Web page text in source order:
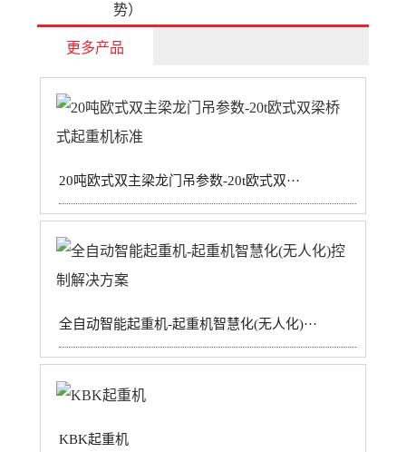
势）
更多产品
20吨欧式双主梁龙门吊参数-20t欧式双···
全自动智能起重机-起重机智慧化(无人化)···
KBK起重机